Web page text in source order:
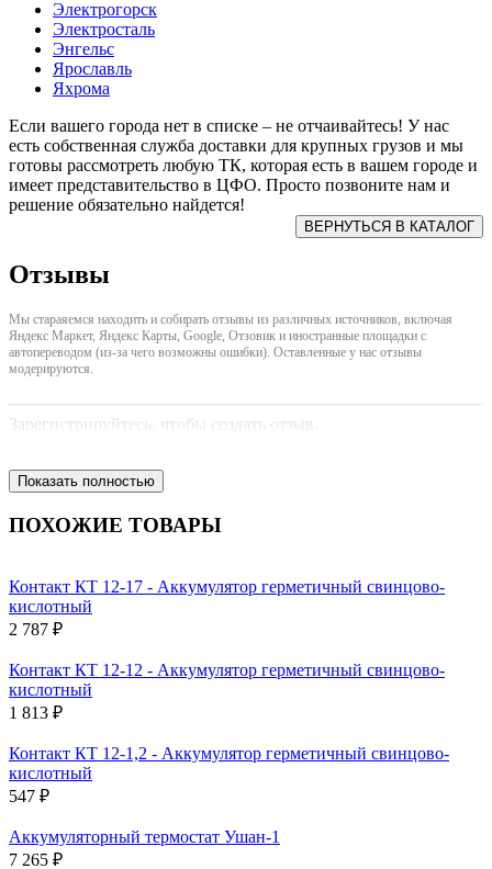
Электрогорск
Электросталь
Энгельс
Ярославль
Яхрома
Если вашего города нет в списке – не отчаивайтесь! У нас
есть собственная служба доставки для крупных грузов и мы
готовы рассмотреть любую ТК, которая есть в вашем городе и
имеет представительство в ЦФО. Просто позвоните нам и
решение обязательно найдется!
Отзывы
Мы стараяемся находить и собирать отзывы из различных источников, включая
Яндекс Маркет, Яндекс Карты, Google, Отзовик и иностранные площадки с
автопереводом (из-за чего возможны ошибки). Оставленные у нас отзывы
модерируются.
Зарегистрируйтесь, чтобы создать отзыв.
Показать полностью
ПОХОЖИЕ ТОВАРЫ
Контакт КТ 12-17 - Аккумулятор герметичный свинцово-
кислотный
2 787 ₽
Контакт КТ 12-12 - Аккумулятор герметичный свинцово-
кислотный
1 813 ₽
Контакт КТ 12-1,2 - Аккумулятор герметичный свинцово-
кислотный
547 ₽
Аккумуляторный термостат Ушан-1
7 265 ₽